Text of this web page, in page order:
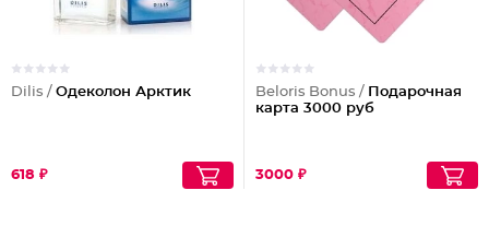
Dilis / Одеколон Арктик
618 ₽
Beloris Bonus / Подарочная
карта 3000 руб
3000 ₽